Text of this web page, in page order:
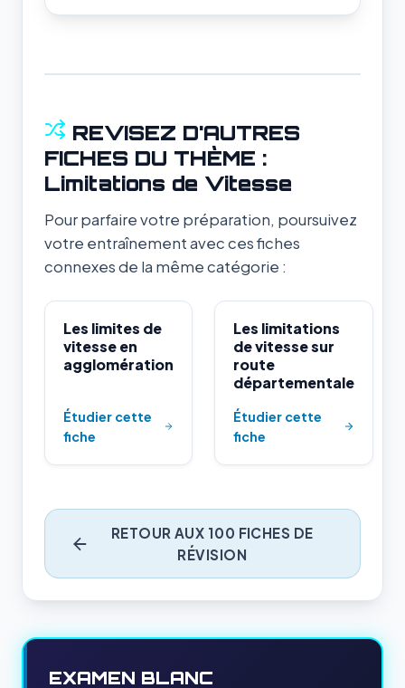
REVISEZ D'AUTRES
FICHES DU THÈME :
Limitations de Vitesse
Pour parfaire votre préparation, poursuivez
votre entraînement avec ces fiches
connexes de la même catégorie :
Les limites de
vitesse en
agglomération
Étudier cette
fiche
Les limitations
de vitesse sur
route
départementale
Étudier cette
fiche
RETOUR AUX 100 FICHES DE
RÉVISION
EXAMEN BLANC